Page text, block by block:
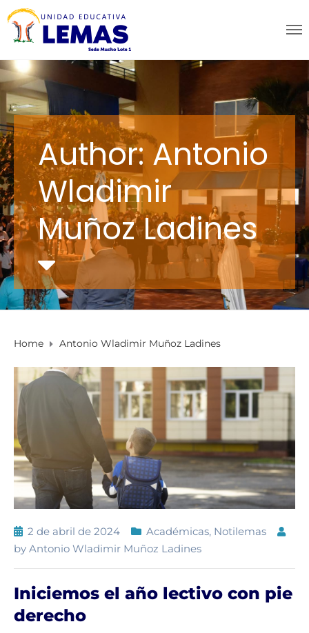
Author: Antonio
Wladimir
Muñoz Ladines
Home Antonio Wladimir Muñoz Ladines
2 de abril de 2024 Académicas, Notilemas
by Antonio Wladimir Muñoz Ladines
Iniciemos el año lectivo con pie
derecho